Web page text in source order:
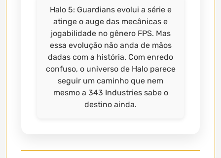
Halo 5: Guardians evolui a série e
atinge o auge das mecânicas e
jogabilidade no gênero FPS. Mas
essa evolução não anda de mãos
dadas com a história. Com enredo
confuso, o universo de Halo parece
seguir um caminho que nem
mesmo a 343 Industries sabe o
destino ainda.